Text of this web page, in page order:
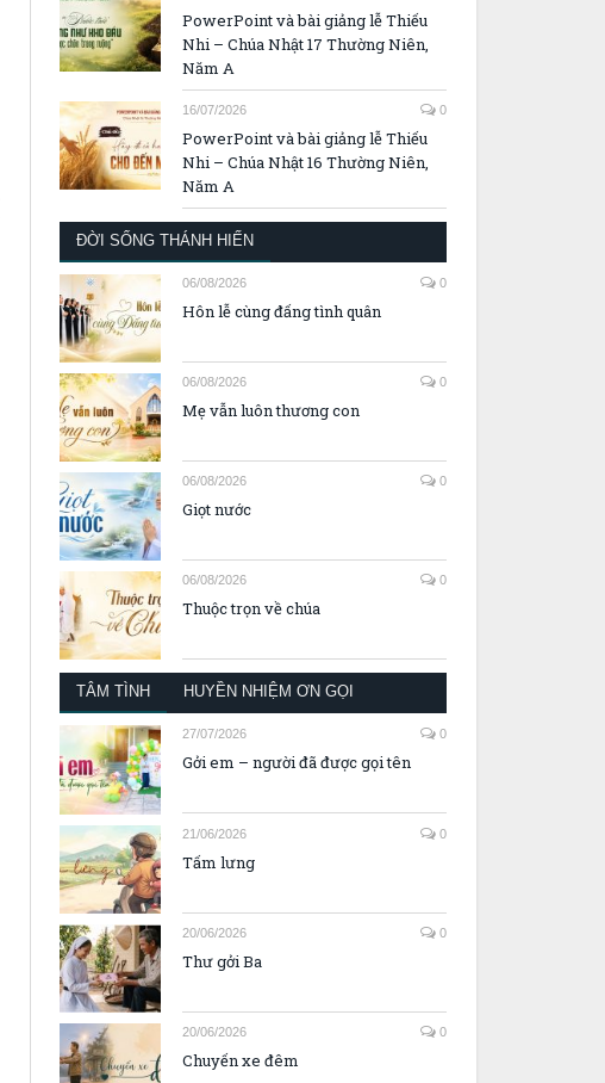
PowerPoint và bài giảng lễ Thiếu
Nhi – Chúa Nhật 17 Thường Niên,
Năm A
16/07/2026 0
PowerPoint và bài giảng lễ Thiếu
Nhi – Chúa Nhật 16 Thường Niên,
Năm A
ĐỜI SỐNG THÁNH HIẾN
06/08/2026 0
Hôn lễ cùng đấng tình quân
06/08/2026 0
Mẹ vẫn luôn thương con
06/08/2026 0
Giọt nước
06/08/2026 0
Thuộc trọn về chúa
TÂM TÌNH HUYỀN NHIỆM ƠN GỌI
27/07/2026 0
Gởi em – người đã được gọi tên
21/06/2026 0
Tấm lưng
20/06/2026 0
Thư gởi Ba
20/06/2026 0
Chuyến xe đêm